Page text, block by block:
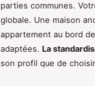
parties communes.
globale. Une maison
appartement au bord
adaptées. La
son profil que de